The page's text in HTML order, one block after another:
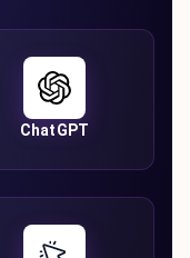
ChatGPT